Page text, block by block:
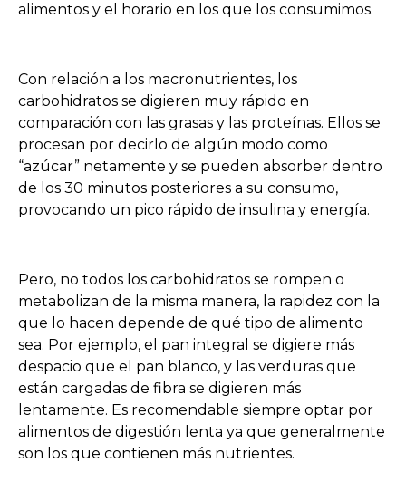
alimentos y el horario en los que los consumimos.
Con relación a los macronutrientes, los
carbohidratos se digieren muy rápido en
comparación con las grasas y las proteínas. Ellos se
procesan por decirlo de algún modo como
“azúcar” netamente y se pueden absorber dentro
de los 30 minutos posteriores a su consumo,
provocando un pico rápido de insulina y energía.
Pero, no todos los carbohidratos se rompen o
metabolizan de la misma manera, la rapidez con la
que lo hacen depende de qué tipo de alimento
sea. Por ejemplo, el pan integral se digiere más
despacio que el pan blanco, y las verduras que
están cargadas de fibra se digieren más
lentamente. Es recomendable siempre optar por
alimentos de digestión lenta ya que generalmente
son los que contienen más nutrientes.